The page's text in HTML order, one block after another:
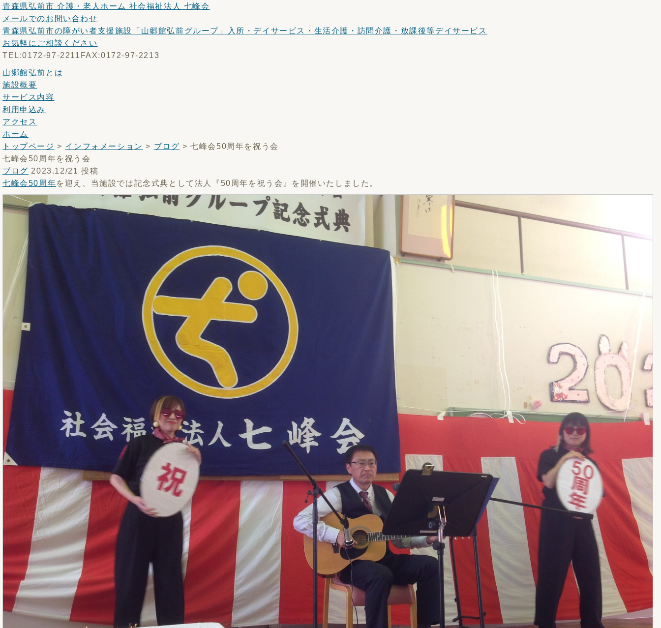
青森県弘前市 介護・老人ホーム 社会福祉法人 七峰会
メールでのお問い合わせ
青森県弘前市の障がい者支援施設「山郷館弘前グループ」入所・デイサービス・生活介護・訪問介護・放課後等デイサービス
お気軽にご相談ください
TEL:0172-97-2211 FAX:0172-97-2213
山郷館弘前とは
施設概要
サービス内容
利用申込み
アクセス
ホーム
トップページ > インフォメーション > ブログ >七峰会50周年を祝う会
七峰会50周年を祝う会
ブログ 2023.12/21 投稿
七峰会50周年を迎え、当施設では記念式典として法人『50周年を祝う会』を開催いたしました。